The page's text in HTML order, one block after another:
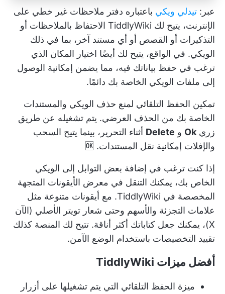
عبر: تيدلي ويكي باعتباره دفتر ملاحظات غير خطي على
الإنترنت، يتيح لك TiddlyWiki الاحتفاظ بالملاحظات أو
التذكيرات أو القصص أو أي مستند آخر، بما في ذلك
الويكي. في الواقع، يتيح لك أيضًا اختيار المكان الذي
ترغب في حفظ بياناتك فيه، مما يضمن إمكانية الوصول
إلى ملفات الويكي الخاصة بك دائمًا.
تمكين الحفظ التلقائي لمنع حذف الويكي والمستندات
الخاصة بك من الحذف العرضي. يتم تشغيله عن طريق
زري Ok و Delete أثناء التحرير، بينما يتيح السحب
والإفلات إمكانية نقل المستندات. 🆗
إذا كنت ترغب في إضافة بعض التوابل إلى الويكي
الخاص بك، يمكنك التنقل في معرض الأيقونات المتجهة
المخصصة في TiddlyWiki. مع أيقونات متنوعة مثل
علامات التجزئة والأسهم وحتى شعار تويتر الأصلي (الآن
X)، يمكنك جعل كتاباتك أكثر أناقة. تتيح لك المنصة كذلك
تقييد التخصيصات باستخدام الوضع الآمن.
أفضل ميزات TiddlyWiki
ميزة الحفظ التلقائي التي يتم تشغيلها على أزرار